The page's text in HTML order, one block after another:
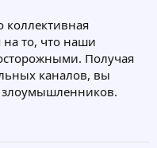
на то, что наши
Получая
каналов, вы
злоумышленников.